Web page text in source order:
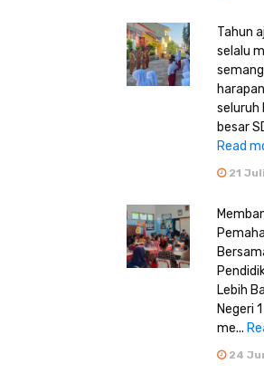
Tahun
selalu
seluruh
besar
Read
21
Lebih
Negeri
me...
24